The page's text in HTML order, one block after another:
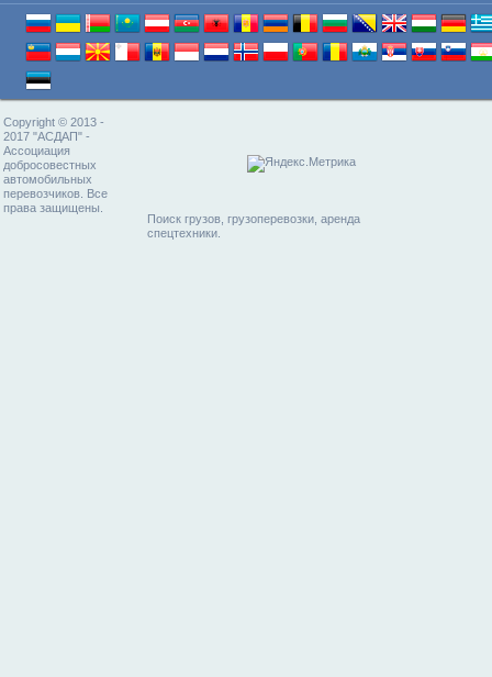
Copyright © 2013 -
2017 "АСДАП" -
Ассоциация
добросовестных
автомобильных
перевозчиков. Все
права защищены.
Поиск грузов, грузоперевозки, аренда
спецтехники.